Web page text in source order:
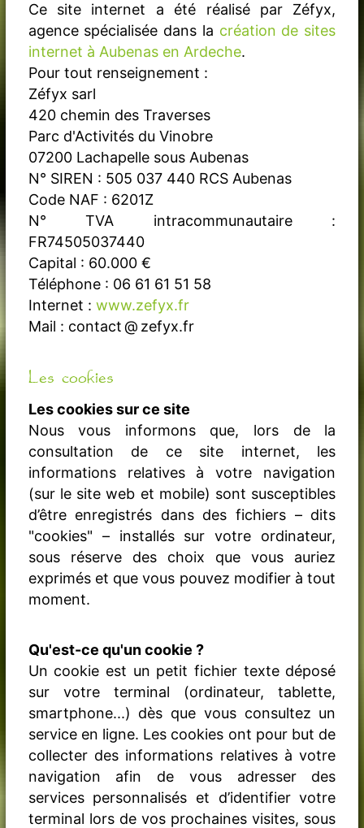
Ce site internet a été réalisé par Zéfyx,
agence spécialisée dans la création de sites
internet à Aubenas en Ardeche.
Pour tout renseignement :
Zéfyx sarl
420 chemin des Traverses
Parc d'Activités du Vinobre
07200 Lachapelle sous Aubenas
N° SIREN : 505 037 440 RCS Aubenas
Code NAF : 6201Z
N° TVA intracommunautaire :
FR74505037440
Capital : 60.000 €
Téléphone : 06 61 61 51 58
Internet : www.zefyx.fr
Mail : contact @ zefyx.fr
Les cookies
Les cookies sur ce site
Nous vous informons que, lors de la
consultation de ce site internet, les
informations relatives à votre navigation
(sur le site web et mobile) sont susceptibles
d’être enregistrés dans des fichiers – dits
"cookies" – installés sur votre ordinateur,
sous réserve des choix que vous auriez
exprimés et que vous pouvez modifier à tout
moment.
Qu'est-ce qu'un cookie ?
Un cookie est un petit fichier texte déposé
sur votre terminal (ordinateur, tablette,
smartphone...) dès que vous consultez un
service en ligne. Les cookies ont pour but de
collecter des informations relatives à votre
navigation afin de vous adresser des
services personnalisés et d’identifier votre
terminal lors de vos prochaines visites, sous